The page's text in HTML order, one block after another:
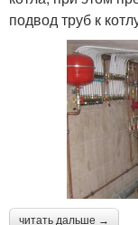
подвод труб к
читать дальше →